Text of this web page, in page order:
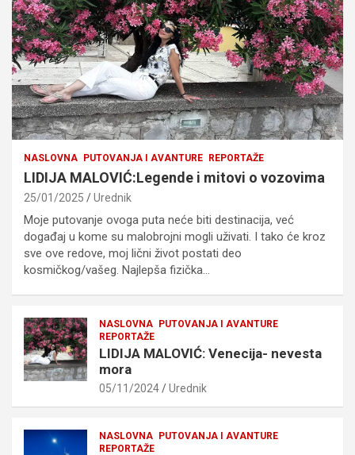
NASLOVNA PUTOVANJA I AVANTURE REPORTAŽE
LIDIJA MALOVIĆ:Legende i mitovi o vozovima
25/01/2025 Urednik
Moje putovanje ovoga puta neće biti destinacija, već
događaj u kome su malobrojni mogli uživati. I tako će kroz
sve ove redove, moj lični život postati deo
kosmičkog/vašeg. Najlepša fizička…
NASLOVNA
PUTOVANJA I AVANTURE
REPORTAŽE
LIDIJA MALOVIĆ: Venecija- nevesta
mora
05/11/2024 Urednik
NASLOVNA
PUTOVANJA I AVANTURE
REPORTAŽE